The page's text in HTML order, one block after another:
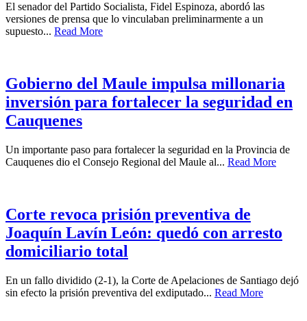
El senador del Partido Socialista, Fidel Espinoza, abordó las
versiones de prensa que lo vinculaban preliminarmente a un
supuesto... Read More
Gobierno del Maule impulsa millonaria
inversión para fortalecer la seguridad en
Cauquenes
Un importante paso para fortalecer la seguridad en la Provincia de
Cauquenes dio el Consejo Regional del Maule al... Read More
Corte revoca prisión preventiva de
Joaquín Lavín León: quedó con arresto
domiciliario total
En un fallo dividido (2-1), la Corte de Apelaciones de Santiago dejó
sin efecto la prisión preventiva del exdiputado... Read More